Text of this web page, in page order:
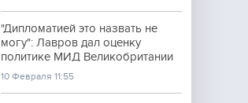
"Дипломатией это назвать не
могу": Лавров дал оценку
политике МИД Великобритании
10 Февраля 11:55